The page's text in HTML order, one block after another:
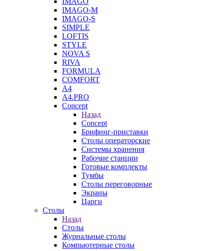
IMAGO-M
IMAGO-S
SIMPLE
LOFTIS
STYLE
NOVA S
RIVA
FORMULA
COMFORT
A4
A4.PRO
Concept
Назад
Concept
Брифинг-приставки
Столы операторские
Системы хранения
Рабочие станции
Готовые комплекты
Тумбы
Столы переговорные
Экраны
Царги
Столы
Назад
Столы
Журнальные столы
Компьютерные столы